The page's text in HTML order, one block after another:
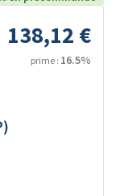
138,12 €
prime : 16.5%